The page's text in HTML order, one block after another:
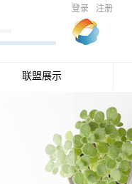
登录 注册
联盟展示